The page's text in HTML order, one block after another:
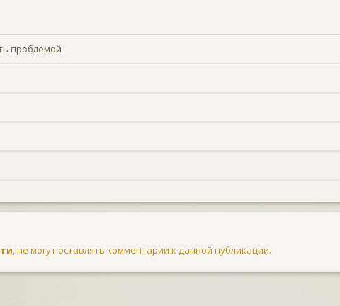
проблемой
, не могут оставлять комментарии к данной публикации.